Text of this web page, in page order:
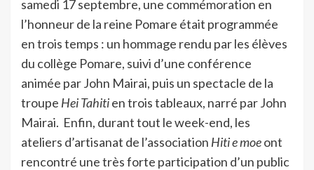
samedi 17 septembre, une commémoration en
l’honneur de la reine Pomare était programmée
en trois temps : un hommage rendu par les élèves
du collège Pomare, suivi d’une conférence
animée par John Mairai, puis un spectacle de la
troupe Hei Tahitien trois tableaux, narré par John
Mairai. Enfin, durant tout le week-end, les
ateliers d’artisanat de l’association Hiti e moeont
rencontré une très forte participation d’un public